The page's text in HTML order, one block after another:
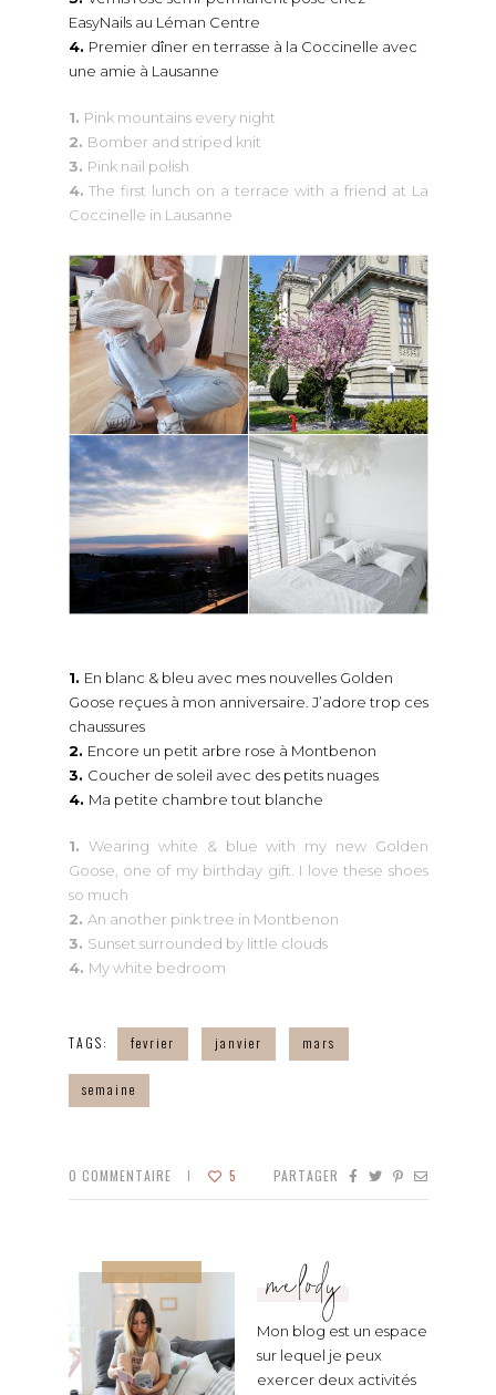
EasyNails au Léman Centre
4. Premier dîner en terrasse à la Coccinelle avec
une amie à Lausanne
1. Pink mountains every night
2. Bomber and striped knit
3. Pink nail polish
4. The first lunch on a terrace with a friend at La
Coccinelle in Lausanne
1. En blanc & bleu avec mes nouvelles Golden
Goose reçues à mon anniversaire. J’adore trop ces
chaussures
2. Encore un petit arbre rose à Montbenon
3. Coucher de soleil avec des petits nuages
4. Ma petite chambre tout blanche
1.Wearing white & blue with my new Golden
Goose, one of my birthday gift. I love these shoes
so much
2. An another pink tree in Montbenon
3. Sunset surrounded by little clouds
4. My white bedroom
TAGS: fevrier janvier mars
semaine
0 COMMENTAIRE 5 PARTAGER
melody
Mon blog est un espace
sur lequel je peux
exercer deux activités